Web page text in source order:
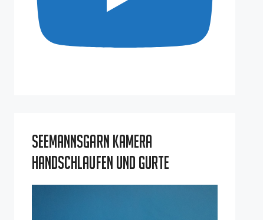
Seemannsgarn Kamera
Handschlaufen und Gurte